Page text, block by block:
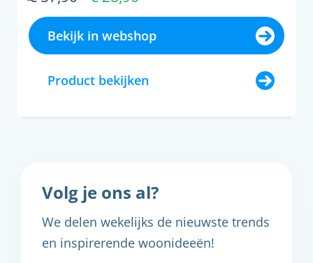
Bekijk in webshop
Product bekijken
Volg je ons al?
We delen wekelijks de nieuwste trends
en inspirerende woonideeën!